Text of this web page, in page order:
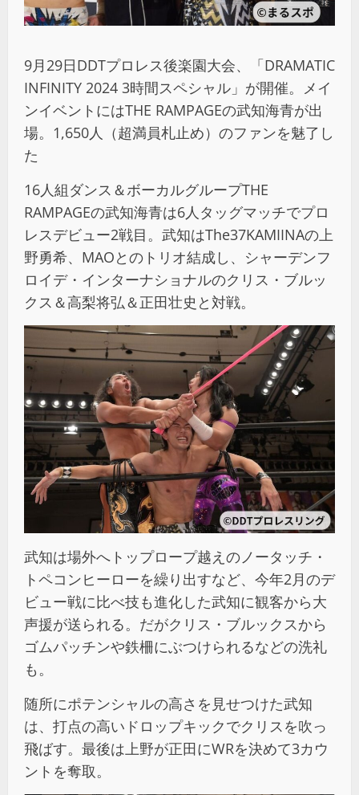
9月29日DDTプロレス後楽園大会、「DRAMATIC
INFINITY 2024 3時間スペシャル」が開催。メイ
ンイベントにはTHE RAMPAGEの武知海青が出
場。1,650人（超満員札止め）のファンを魅了し
た
16人組ダンス＆ボーカルグループTHE
RAMPAGEの武知海青は6人タッグマッチでプロ
レスデビュー2戦目。武知はThe37KAMIINAの上
野勇希、MAOとのトリオ結成し、シャーデンフ
ロイデ・インターナショナルのクリス・ブルッ
クス＆高梨将弘＆正田壮史と対戦。
武知は場外へトップロープ越えのノータッチ・
トペコンヒーローを繰り出すなど、今年2月のデ
ビュー戦に比べ技も進化した武知に観客から大
声援が送られる。だがクリス・ブルックスから
ゴムパッチンや鉄柵にぶつけられるなどの洗礼
も。
随所にポテンシャルの高さを見せつけた武知
は、打点の高いドロップキックでクリスを吹っ
飛ばす。最後は上野が正田にWRを決めて3カウ
ントを奪取。